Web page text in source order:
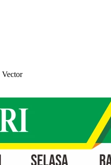
Vector